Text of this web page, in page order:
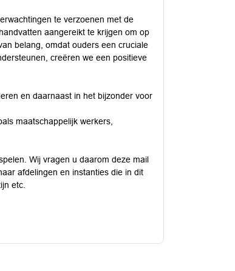
te verzoenen met de
aangereikt te krijgen om op
belang, omdat ouders een cruciale
creëren we een positieve
en daarnaast in het bijzonder voor
maatschappelijk werkers,
Wij vragen u daarom deze mail
afdelingen en instanties die in dit
etc.